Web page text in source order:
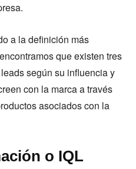
a la definición más
que existen tres
según su influencia y
con la marca a través
asociados con la
o IQL